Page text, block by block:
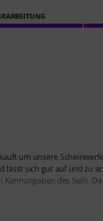
um unsere
lässt sich gut auf und zu
des Seils.